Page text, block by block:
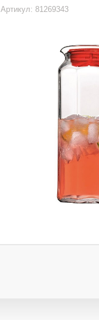
Артикул: 81269343